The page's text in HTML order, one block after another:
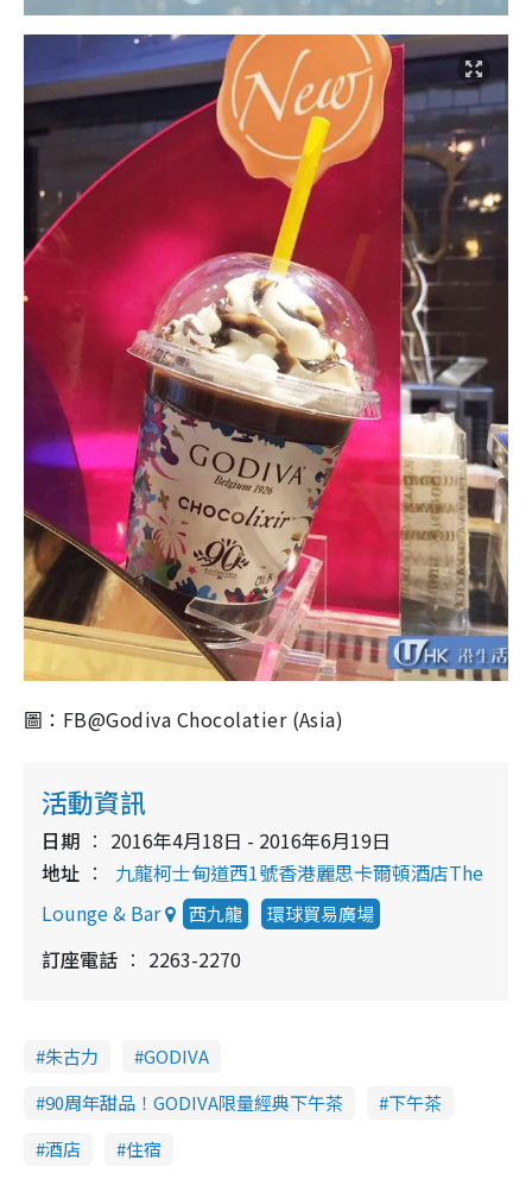
圖：FB@Godiva Chocolatier (Asia)
活動資訊
日期
2016年4月18日 - 2016年6月19日
地址
九龍柯士甸道西1號香港麗思卡爾頓酒店The
Lounge & Bar
西九龍 環球貿易廣場
訂座電話 2263-2270
朱古力
GODIVA
90周年甜品！GODIVA限量經典下午茶
下午茶
酒店
住宿